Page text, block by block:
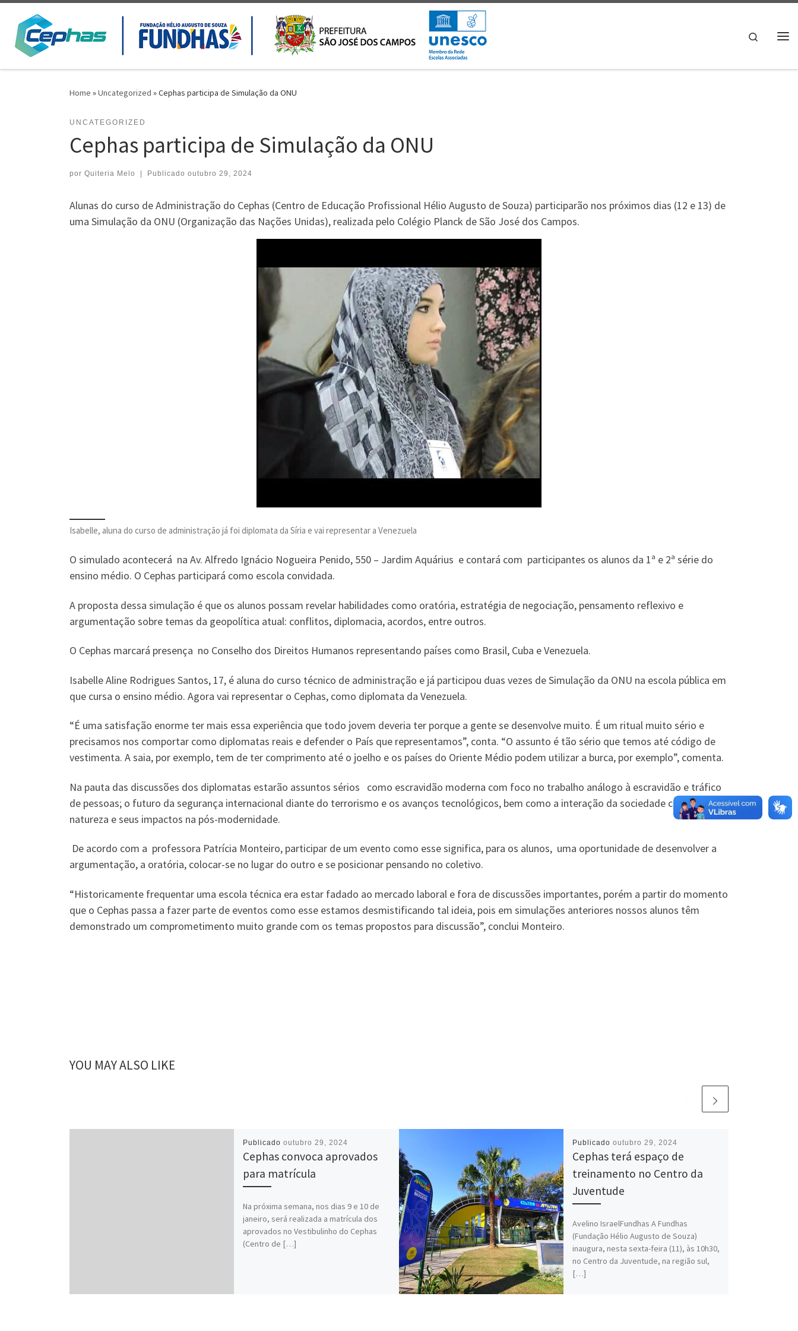
Skip to content
Search
Home »Uncategorized »Cephas participa de Simulação da ONU
UNCATEGORIZED
Cephas participa de Simulação da ONU
por Quiteria Melo Publicado outubro 29, 2024
Alunas do curso de Administração do Cephas (Centro de Educação Profissional Hélio Augusto de Souza) participarão nos próximos dias (12 e 13) de
uma Simulação da ONU (Organização das Nações Unidas), realizada pelo Colégio Planck de São José dos Campos.
Isabelle, aluna do curso de administração já foi diplomata da Síria e vai representar a Venezuela
O simulado acontecerá na Av. Alfredo Ignácio Nogueira Penido, 550 – Jardim Aquárius e contará com participantes os alunos da 1ª e 2ª série do
ensino médio. O Cephas participará como escola convidada.
A proposta dessa simulação é que os alunos possam revelar habilidades como oratória, estratégia de negociação, pensamento reflexivo e
argumentação sobre temas da geopolítica atual: conflitos, diplomacia, acordos, entre outros.
O Cephas marcará presença no Conselho dos Direitos Humanos representando países como Brasil, Cuba e Venezuela.
Isabelle Aline Rodrigues Santos, 17, é aluna do curso técnico de administração e já participou duas vezes de Simulação da ONU na escola pública em
que cursa o ensino médio. Agora vai representar o Cephas, como diplomata da Venezuela.
“É uma satisfação enorme ter mais essa experiência que todo jovem deveria ter porque a gente se desenvolve muito. É um ritual muito sério e
precisamos nos comportar como diplomatas reais e defender o País que representamos”, conta. “O assunto é tão sério que temos até código de
vestimenta. A saia, por exemplo, tem de ter comprimento até o joelho e os países do Oriente Médio podem utilizar a burca, por exemplo”, comenta.
Na pauta das discussões dos diplomatas estarão assuntos sérios como escravidão moderna com foco no trabalho análogo à escravidão e tráfico
de pessoas; o futuro da segurança internacional diante do terrorismo e os avanços tecnológicos, bem como a interação da sociedade com a
natureza e seus impactos na pós-modernidade.
De acordo com a professora Patrícia Monteiro, participar de um evento como esse significa, para os alunos, uma oportunidade de desenvolver a
argumentação, a oratória, colocar-se no lugar do outro e se posicionar pensando no coletivo.
“Historicamente frequentar uma escola técnica era estar fadado ao mercado laboral e fora de discussões importantes, porém a partir do momento
que o Cephas passa a fazer parte de eventos como esse estamos desmistificando tal ideia, pois em simulações anteriores nossos alunos têm
demonstrado um comprometimento muito grande com os temas propostos para discussão”, conclui Monteiro.
YOU MAY ALSO LIKE
Publicado outubro 29, 2024
Cephas convoca aprovados
para matrícula
Na próxima semana, nos dias 9 e 10 de
janeiro, será realizada a matrícula dos
aprovados no Vestibulinho do Cephas
(Centro de […]
Publicado outubro 29, 2024
Cephas terá espaço de
treinamento no Centro da
Juventude
Avelino IsraelFundhas A Fundhas
(Fundação Hélio Augusto de Souza)
inaugura, nesta sexta-feira (11), às 10h30,
no Centro da Juventude, na região sul,
[…]